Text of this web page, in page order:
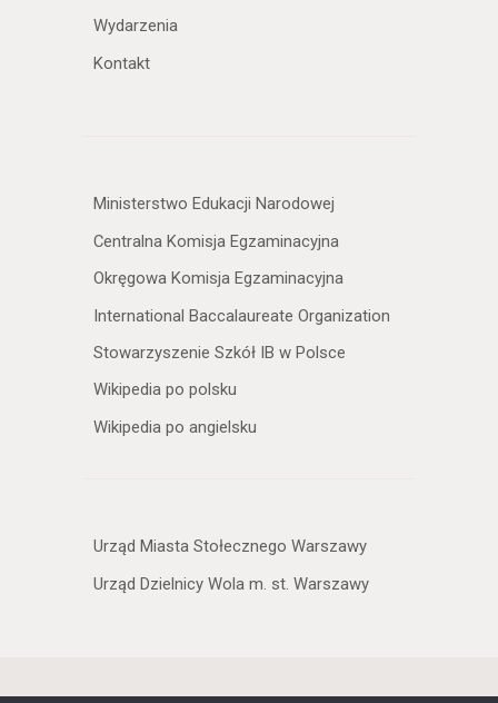
Wydarzenia
Kontakt
Ministerstwo Edukacji Narodowej
Centralna Komisja Egzaminacyjna
Okręgowa Komisja Egzaminacyjna
International Baccalaureate Organization
Stowarzyszenie Szkół IB w Polsce
Wikipedia po polsku
Wikipedia po angielsku
Urząd Miasta Stołecznego Warszawy
Urząd Dzielnicy Wola m. st. Warszawy